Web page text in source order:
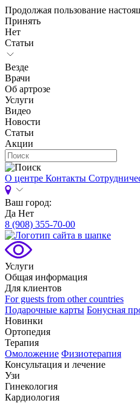
Продолжая пользование
Принять
Нет
Статьи
Везде
Врачи
Об артрозе
Услуги
Видео
Новости
Статьи
Акции
О центре Контакты
Ваш город:
Да Нет
8 (908) 355-70-00
Услуги
Общая информация
Для клиентов
For guests from other countries
Подарочные карты Бонусная
Новинки
Ортопедия
Терапия
Омоложение Физиотерапия
Консультация и лечение
Узи
Гинекология
Кардиология